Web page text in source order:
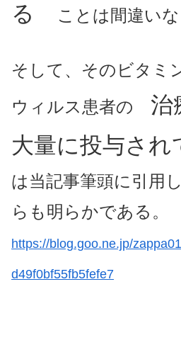
る
ことは間違いな
そして、そのビタミ
ウィルス患者の 治
大量に投与され
は当記事筆頭に引用
らも明らかである。
https://blog.goo.ne.jp/
d49f0bf55fb5fefe7